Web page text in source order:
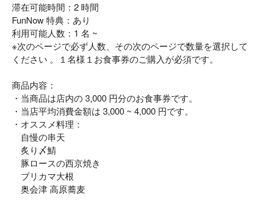
滞在可能時間：2 時間
FunNow 特典：あり
利用可能人数：1 名 ~
※次のページで必ず人数、その次のページで数量を選択して
ください 。１名様１お食事券のご購入が必須です。
商品内容：
・当商品は店内の 3,000 円分のお食事券です。
・当店平均消費金額は 3,000 ~ 4,000 円です。
・オススメ料理：
自慢の串天
炙り〆鯖
豚ロースの西京焼き
ブリカマ大根
奥会津 高原蕎麦